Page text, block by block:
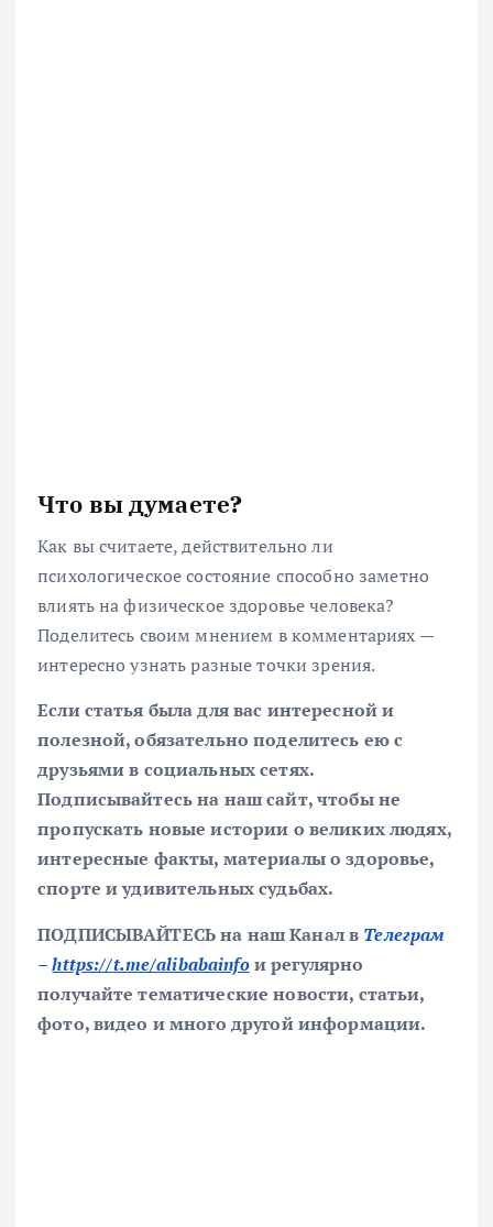
Что вы думаете?
Как вы считаете, действительно ли
психологическое состояние способно заметно
влиять на физическое здоровье человека?
Поделитесь своим мнением в комментариях —
интересно узнать разные точки зрения.
Если статья была для вас интересной и
полезной, обязательно поделитесь ею с
друзьями в социальных сетях.
Подписывайтесь на наш сайт, чтобы не
пропускать новые истории о великих людях,
интересные факты, материалы о здоровье,
спорте и удивительных судьбах.
ПОДПИСЫВАЙТЕСЬ на наш Канал в Телеграм
–https://t.me/alibabainfoи регулярно
получайте тематические новости, статьи,
фото, видео и много другой информации.